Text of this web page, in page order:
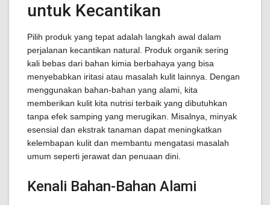
untuk Kecantikan
Pilih produk yang tepat adalah langkah awal dalam
perjalanan kecantikan natural. Produk organik sering
kali bebas dari bahan kimia berbahaya yang bisa
menyebabkan iritasi atau masalah kulit lainnya. Dengan
menggunakan bahan-bahan yang alami, kita
memberikan kulit kita nutrisi terbaik yang dibutuhkan
tanpa efek samping yang merugikan. Misalnya, minyak
esensial dan ekstrak tanaman dapat meningkatkan
kelembapan kulit dan membantu mengatasi masalah
umum seperti jerawat dan penuaan dini.
Kenali Bahan-Bahan Alami